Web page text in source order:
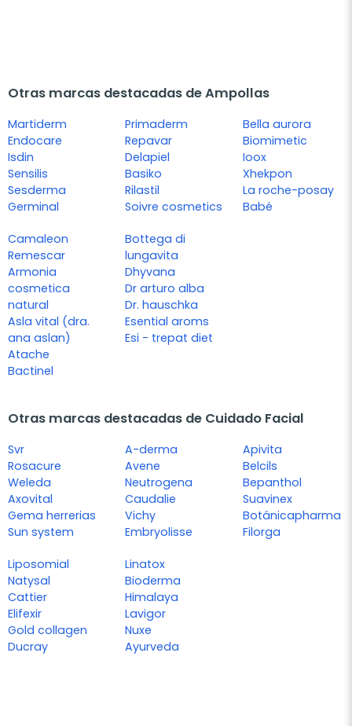
Otras marcas destacadas de Ampollas
Martiderm
Endocare
Isdin
Sensilis
Sesderma
Germinal
Primaderm
Repavar
Delapiel
Basiko
Rilastil
Soivre cosmetics
Bella aurora
Biomimetic
Ioox
Xhekpon
La roche-posay
Babé
Camaleon
Remescar
Armonia
cosmetica
natural
Asla vital (dra.
ana aslan)
Atache
Bactinel
Bottega di
lungavita
Dhyvana
Dr arturo alba
Dr. hauschka
Esential aroms
Esi - trepat diet
Otras marcas destacadas de Cuidado Facial
Svr
Rosacure
Weleda
Axovital
Gema herrerias
Sun system
A-derma
Avene
Neutrogena
Caudalie
Vichy
Embryolisse
Apivita
Belcils
Bepanthol
Suavinex
Botánicapharma
Filorga
Liposomial
Natysal
Cattier
Elifexir
Gold collagen
Ducray
Linatox
Bioderma
Himalaya
Lavigor
Nuxe
Ayurveda